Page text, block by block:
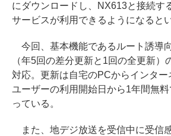
にダウンロードし、NX613と接続す
サービスが利用できるようになると
今回、基本機能であるルート誘導
（年5回の差分更新と1回の全更新）
対応。更新は自宅のPCからインター
ユーザーの利用開始日から1年間無
っている。
また、地デジ放送を受信中に受信